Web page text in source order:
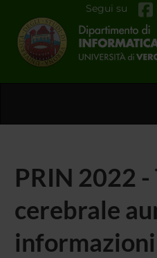
Segui su
PRIN 2022
cerebrale